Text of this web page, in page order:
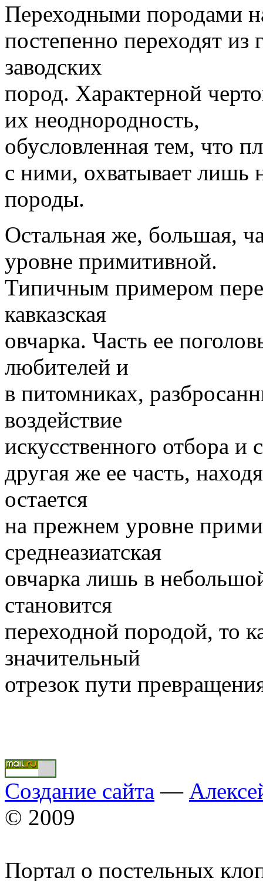
Переходными породами
постепенно переходят
заводских
пород. Характерной
их неоднородность,
обусловленная тем, что
с ними, охватывает лишь
породы.
Остальная же, большая,
уровне примитивной.
Типичным примером
кавказская
овчарка. Часть ее
любителей и
в питомниках,
воздействие
искусственного отбора
другая же ее часть,
остается
на прежнем уровне
среднеазиатская
овчарка лишь в
становится
переходной породой, то
значительный
отрезок пути
Создание сайта —
© 2009
Портал о постельных